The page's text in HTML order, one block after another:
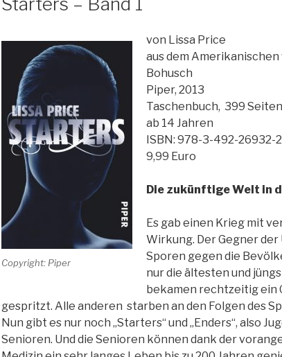
Copyright: Piper
von Lissa Price
aus dem Amerikanischen
Bohusch
Piper, 2013
Taschenbuch, 399 Seiten
ab 14 Jahren
ISBN: 978-3-492-26932-2
9,99 Euro
Die zukünftige Welt in
Es gab einen Krieg mit
Wirkung. Der Gegner der
Sporen gegen die
nur die ältesten und
bekamen rechtzeitig ein
gespritzt. Alle anderen starben an den Folgen des
Nun gibt es nur noch „Starters“ und „Enders“, also
Senioren. Und die Senioren können dank der